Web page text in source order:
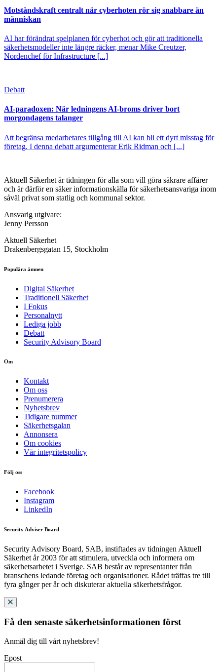
Motståndskraft centralt när cyberhoten rör sig snabbare än
människan
AI har förändrat spelplanen för cyberhot och gör att traditionella
säkerhetsmodeller inte längre räcker, menar Mike Creutzer,
Nordenchef för Infrastructure [...]
Debatt
AI-paradoxen: När ledningens AI-broms driver bort
morgondagens talanger
Att begränsa medarbetares tillgång till AI kan bli ett dyrt misstag för
företag. I denna debatt argumenterar Erik Ridman och [...]
Aktuell Säkerhet är tidningen för alla som vill göra säkrare affärer
och är därför en säker informationskälla för säkerhets­ansvariga inom
såväl privat som statlig och kommunal sektor.
Ansvarig utgivare:
Jenny Persson
Aktuell Säkerhet
Drakenbergsgatan 15, Stockholm
Populära ämnen
Digital Säkerhet
Traditionell Säkerhet
I Fokus
Personalnytt
Lediga jobb
Debatt
Security Advisory Board
Om
Kontakt
Om oss
Prenumerera
Nyhetsbrev
Tidigare nummer
Säkerhetsgalan
Annonsera
Om cookies
Vår integritetspolicy
Följ oss
Facebook
Instagram
LinkedIn
Security Adviser Board
Security Advisory Board, SAB, instiftades av tidningen Aktuell
Säkerhet år 2003 för att stimulera, utveckla och informera om
säkerhetsarbetet i Sverige. SAB består av representanter från
branschens ledande företag och organisationer. Rådet träffas tre till
fyra gånger per år och diskuterar aktuella säkerhetsfrågor.
Få den senaste säkerhetsinformationen först
Anmäl dig till vårt nyhetsbrev!
Epost